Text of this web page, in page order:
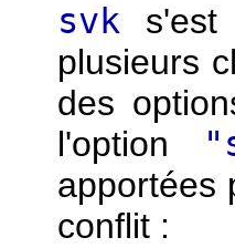
svk s'est
plusieurs
des
l'option
apportées
conflit :